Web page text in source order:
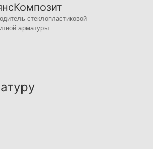
стеклопластиковой
арматуры